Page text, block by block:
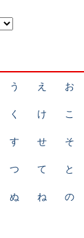
う え お
く け こ
す せ そ
つ て と
ぬ ね の